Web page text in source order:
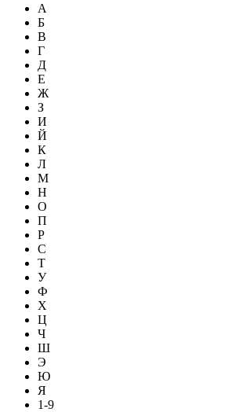
А
Б
В
Г
Д
Е
Ж
З
И
Й
К
Л
М
Н
О
П
Р
С
Т
У
Ф
Х
Ц
Ч
Ш
Э
Ю
Я
1-9